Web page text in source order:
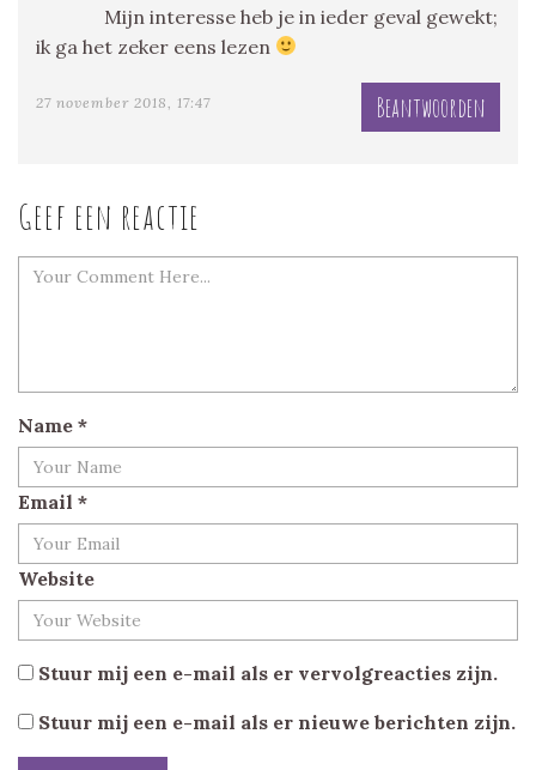
Mijn interesse heb je in ieder geval gewekt;
ik ga het zeker eens lezen
27 november 2018, 17:47 Beantwoorden
Geef een reactie
Name *
Email *
Website
Stuur mij een e-mail als er vervolgreacties zijn.
Stuur mij een e-mail als er nieuwe berichten zijn.